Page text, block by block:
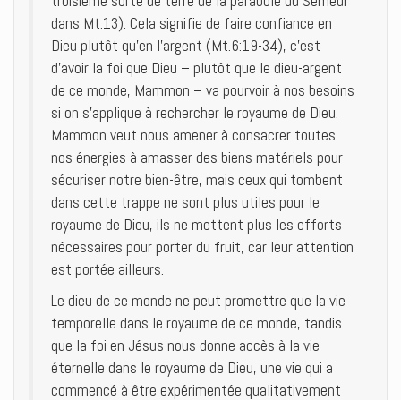
dans Mt.13). Cela signifie de faire confiance en
Dieu plutôt qu’en l’argent (Mt.6:19-34), c’est
d’avoir la foi que Dieu – plutôt que le dieu-argent
de ce monde, Mammon – va pourvoir à nos besoins
si on s’applique à rechercher le royaume de Dieu.
Mammon veut nous amener à consacrer toutes
nos énergies à amasser des biens matériels pour
sécuriser notre bien-être, mais ceux qui tombent
dans cette trappe ne sont plus utiles pour le
royaume de Dieu, ils ne mettent plus les efforts
nécessaires pour porter du fruit, car leur attention
est portée ailleurs.
Le dieu de ce monde ne peut promettre que la vie
temporelle dans le royaume de ce monde, tandis
que la foi en Jésus nous donne accès à la vie
éternelle dans le royaume de Dieu, une vie qui a
commencé à être expérimentée qualitativement